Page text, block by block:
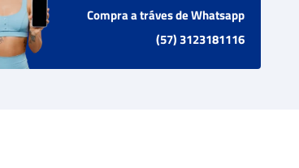
Compra a tráves de Whatsapp
(57) 3123181116